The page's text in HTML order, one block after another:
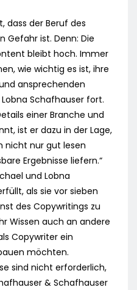
dass der Beruf des
Gefahr ist. Denn: Die
bleibt hoch. Immer
wie wichtig es ist, ihre
ansprechenden
Schafhauser fort.
einer Branche und
ist er dazu in der Lage,
nicht nur gut lesen
Ergebnisse liefern.“
und Lobna
als sie vor sieben
des Copywritings zu
Wissen auch an andere
Copywriter ein
möchten.
sind nicht erforderlich,
& Schafhauser